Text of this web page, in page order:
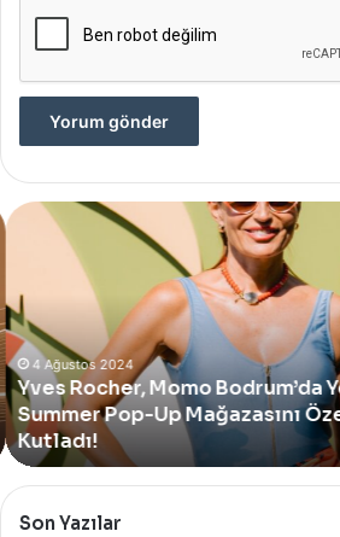
Yves
Rocher,
Bodrum’da
Yer
Alan
Yeni
Summer
Pop-
Up
Mağazasını
Özel
Bir
4 Ağustos 2024
Yves Rocher, Momo Bodrum’da
Summer Pop-Up Mağazasını
Kutladı!
Son Yazılar